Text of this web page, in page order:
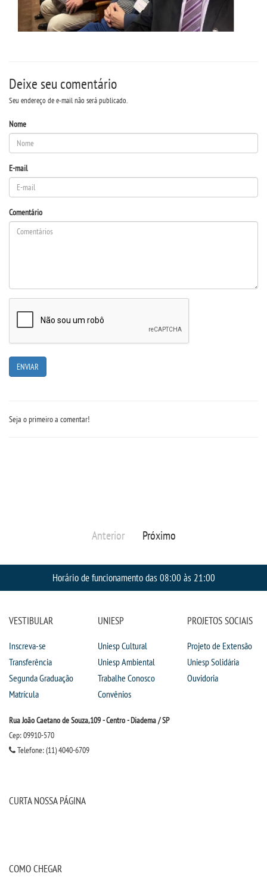
Deixe seu comentário
Seu endereço de e-mail não será publicado.
Nome
E-mail
Comentário
Seja o primeiro a comentar!
Anterior Próximo
Horário de funcionamento das 08:00 às 21:00
VESTIBULAR
Inscreva-se
Transferência
Segunda Graduação
Matrícula
UNIESP
Uniesp Cultural
Uniesp Ambiental
Trabalhe Conosco
Convênios
PROJETOS SOCIAIS
Projeto de Extensão
Uniesp Solidária
Ouvidoria
Rua João Caetano de Souza,109 - Centro - Diadema / SP
Cep: 09910-570
Telefone: (11) 4040-6709
CURTA NOSSA PÁGINA
COMO CHEGAR